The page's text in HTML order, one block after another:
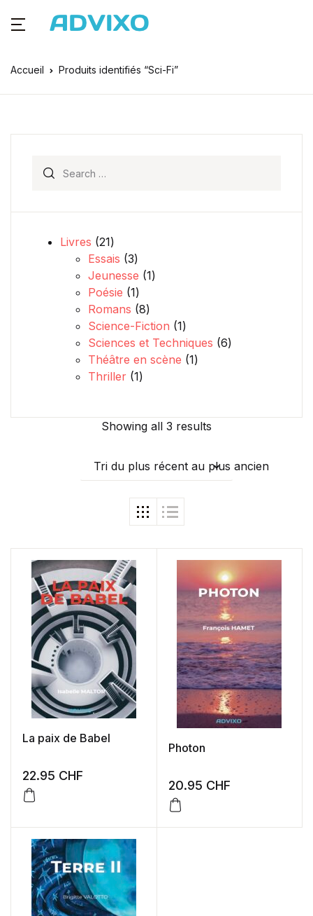
Accueil Produits identifiés “Sci-Fi”
Showing all 3 results
Tri du plus récent au plus ancien
La paix de Babel
22.95 CHF
Photon
20.95 CHF
Livres 2121 produits
Essais 33 produits
Jeunesse 11 produit
Poésie 11 produit
Romans 88 produits
Science-Fiction 11 produit
Sciences et Techniques 66 produits
Théâtre en scène 11 produit
Thriller 11 produit